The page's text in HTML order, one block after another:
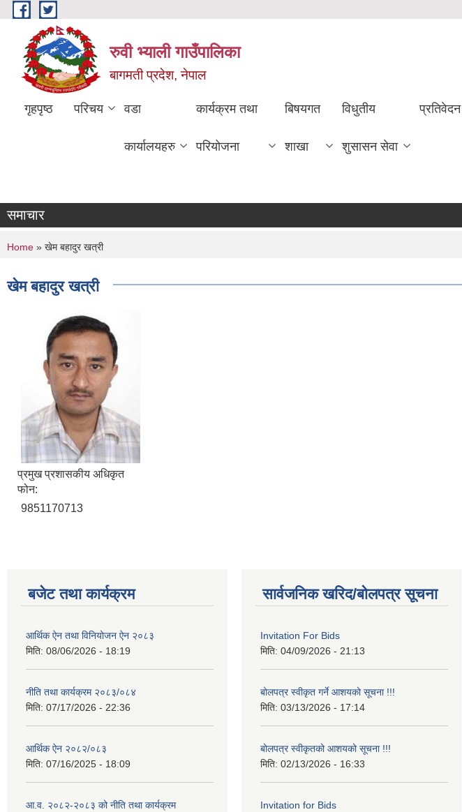
Skip to main content
रुवी भ्याली गाउँपालिका
बागमती प्रदेश, नेपाल
गृहपृष्ठ परिचय वडा
कार्यालयहरु
कार्यक्रम तथा
परियोजना
बिषयगत
शाखा
विधुतीय
शुसासन सेवा
प्रतिवेदन
समाचार
You are here
Home » खेम बहादुर खत्री
खेम बहादुर खत्री
प्रमुख प्रशासकीय अधिकृत
फोन:
9851170713
बजेट तथा कार्यक्रम
आर्थिक ऐन तथा विनियोजन ऐन २०८३
मिति: 08/06/2026 - 18:19
नीति तथा कार्यक्रम २०८३/०८४
मिति: 07/17/2026 - 22:36
आर्थिक ऐन २०८२/०८३
मिति: 07/16/2025 - 18:09
आ.व. २०८२-२०८३ को नीति तथा कार्यक्रम
सार्वजनिक खरिद/बोलपत्र सूचना
Invitation For Bids
मिति: 04/09/2026 - 21:13
बोलपत्र स्वीकृत गर्ने आशयको सूचना !!!
मिति: 03/13/2026 - 17:14
बोलपत्र स्वीकृतको आशयको सूचना !!!
मिति: 02/13/2026 - 16:33
Invitation for Bids